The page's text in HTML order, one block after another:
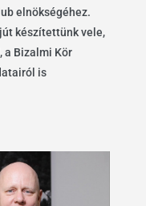
elnökségéhez.
készítettünk vele,
a Bizalmi Kör
is